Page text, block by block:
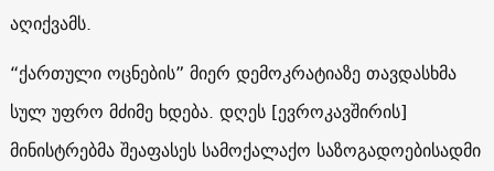
აღიქვამს.
“ქართული ოცნების” მიერ დემოკრატიაზე თავდასხმა
სულ უფრო მძიმე ხდება. დღეს [ევროკავშირის]
მინისტრებმა შეაფასეს სამოქალაქო საზოგადოებისადმი